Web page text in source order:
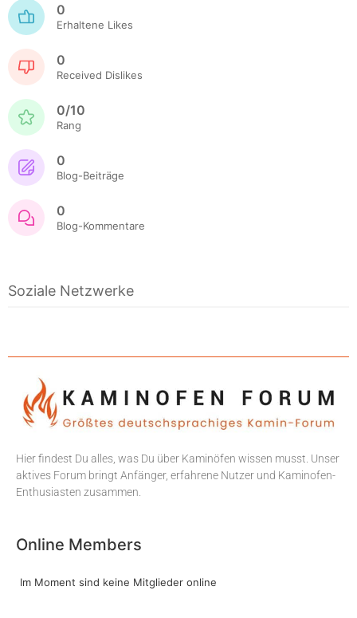
0
Erhaltene Likes
0
Received Dislikes
0/10
Rang
0
Blog-Beiträge
0
Blog-Kommentare
Soziale Netzwerke
Hier findest Du alles, was Du über Kaminöfen wissen musst. Unser
aktives Forum bringt Anfänger, erfahrene Nutzer und Kaminofen-
Enthusiasten zusammen.
Online Members
Im Moment sind keine Mitglieder online